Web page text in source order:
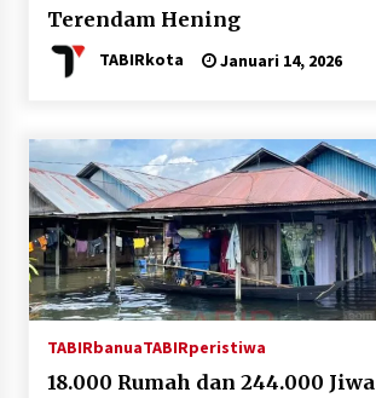
Terendam Hening
TABIRkota Januari 14, 2026
TABIRbanuaTABIRperistiwa
18.000 Rumah dan 244.000 Jiwa